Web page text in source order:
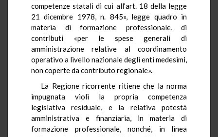
competenze statali di cui all’art. 18 della legge
21 dicembre 1978, n. 845», legge quadro in
materia di formazione professionale, di
contributi «per le spese generali di
amministrazione relative al coordinamento
operativo a livello nazionale degli enti medesimi,
non coperte da contributo regionale».
La Regione ricorrente ritiene che la norma
impugnata violi la propria competenza
legislativa residuale, e la relativa potestà
amministrativa e finanziaria, in materia di
formazione professionale, nonché, in linea